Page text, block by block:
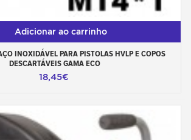
Adicionar ao carrinho
INOXIDÁVEL PARA PISTOLAS HVLP E COPOS
DESCARTÁVEIS GAMA ECO
18,45€